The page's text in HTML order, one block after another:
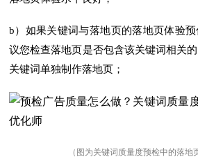
b）如果关键词与落地页的落地页体验
议您检查落地页是否包含该关键词相关
关键词单独制作落地页；
（图为关键词质量度预检中的落地